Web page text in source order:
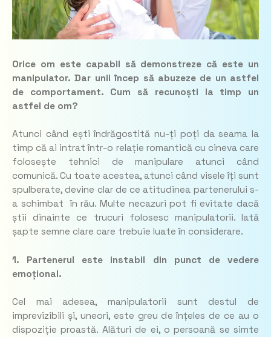
Orice om este capabil să demonstreze că este un
manipulator. Dar unii încep să abuzeze de un astfel
de comportament. Cum să recunoști la timp un
astfel de om?
Atunci când ești îndrăgostită nu-ți poți da seama la
timp că ai intrat într-o relație romantică cu cineva care
folosește tehnici de manipulare atunci când
comunică. Cu toate acestea, atunci când visele îți sunt
spulberate, devine clar de ce atitudinea partenerului s-
a schimbat în rău. Multe necazuri pot fi evitate dacă
știi dinainte ce trucuri folosesc manipulatorii. Iată
șapte semne clare care trebuie luate în considerare.
1. Partenerul este instabil din punct de vedere
emoțional.
Cel mai adesea, manipulatorii sunt destul de
imprevizibili și, uneori, este greu de înțeles de ce au o
dispoziție proastă. Alături de ei, o persoană se simte